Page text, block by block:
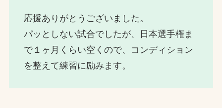
応援ありがとうございました。
パッとしない試合でしたが、日本選手権ま
で１ヶ月くらい空くので、コンディション
を整えて練習に励みます。